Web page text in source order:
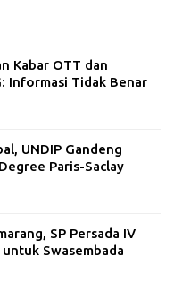
Kabar OTT dan
Informasi Tidak Benar
UNDIP Gandeng
Paris-Saclay
SP Persada IV
Swasembada